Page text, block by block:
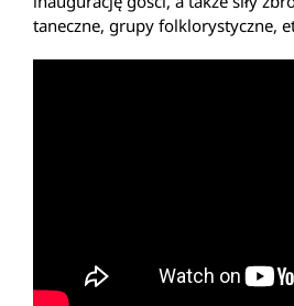
taneczne, grupy folklorystyczne,